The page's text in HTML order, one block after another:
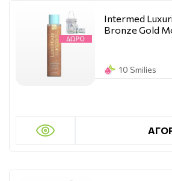
Intermed
Bronze Gold
10 Smilies